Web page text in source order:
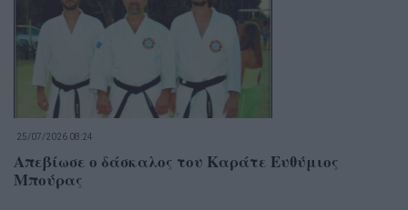
25/07/2026 08:24
Απεβίωσε ο δάσκαλος του Καράτε Ευθύμιος
Μπούρας